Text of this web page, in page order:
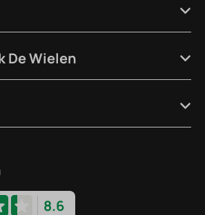
De Wielen
8.6